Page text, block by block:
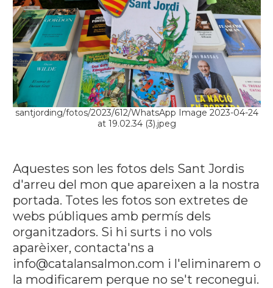
santjording/fotos/2023/612/WhatsApp Image 2023-04-24
at 19.02.34 (3).jpeg
Aquestes son les fotos dels Sant Jordis
d'arreu del mon que apareixen a la nostra
portada. Totes les fotos son extretes de
webs públiques amb permís dels
organitzadors. Si hi surts i no vols
aparèixer, contacta'ns a
info@catalansalmon.com i l'eliminarem o
la modificarem perque no se't reconegui.